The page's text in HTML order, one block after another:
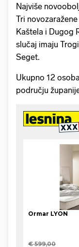
Najviše
Tri
Kaštela i Dugog
slučaj imaju
Seget.
Ukupno 12
području